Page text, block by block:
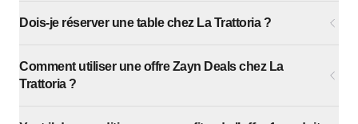
Dois-je réserver une table chez La Trattoria ?
Comment utiliser une offre Zayn Deals chez La
Trattoria ?